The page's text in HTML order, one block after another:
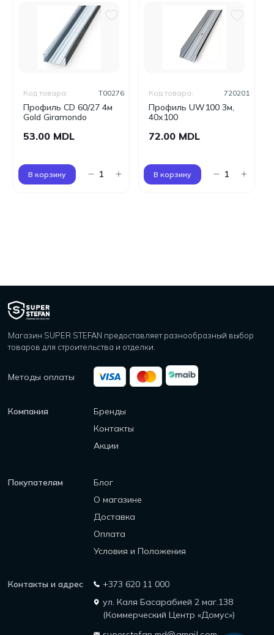
Профиль CD 60/27 4м
Gold Giramondo
Код товара: T00276
53.00 MDL
В корзину
Профиль UW100 3м,
40x100
Код товара: 720201
72.00 MDL
В корзину
Магазин SUPER STEFAN предоставляет разнообразный выбор
товаров для строительства и отделки.
Методы оплаты
Компания
Бренды
Контакты
Акции
Покупателям
Блог
О магазине
Доставка
Оплата
Условия и Положения
Контакты и адрес
+373 620 11 000
ул. Каля Басарабией 2 маг.138
(Коммерческий Центр «Домус»)